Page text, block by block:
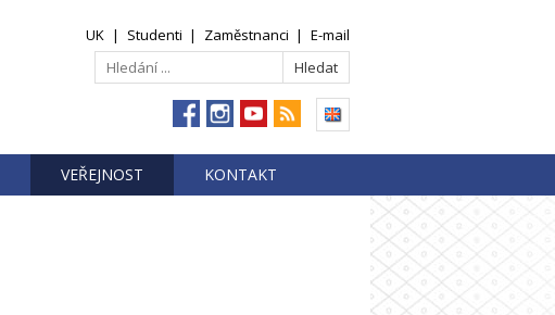
UK | Studenti | Zaměstnanci | E-mail
VEŘEJNOST KONTAKT